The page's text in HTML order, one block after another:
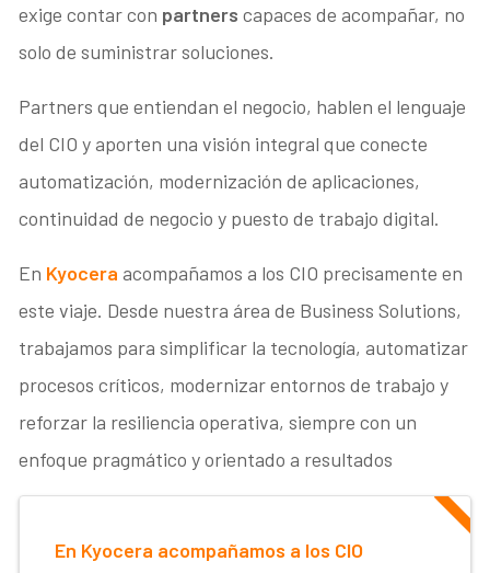
exige contar con partnerscapaces de acompañar, no
solo de suministrar soluciones.
Partners que entiendan el negocio, hablen el lenguaje
del CIO y aporten una visión integral que conecte
automatización, modernización de aplicaciones,
continuidad de negocio y puesto de trabajo digital.
En Kyocera acompañamos a los CIO precisamente en
este viaje. Desde nuestra área de Business Solutions,
trabajamos para simplificar la tecnología, automatizar
procesos críticos, modernizar entornos de trabajo y
reforzar la resiliencia operativa, siempre con un
enfoque pragmático y orientado a resultados
En Kyocera acompañamos a los CIO